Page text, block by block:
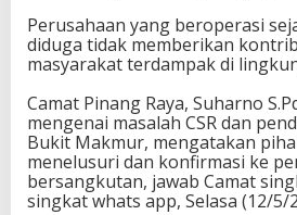
‎Perusahaan yang beroperasi
diduga tidak memberikan
masyarakat terdampak di
‎Camat Pinang Raya, Suharno
mengenai masalah CSR dan
Bukit Makmur, mengatakan
menelusuri dan konfirmasi ke
bersangkutan, jawab Camat
singkat whats app, Selasa (12/5/